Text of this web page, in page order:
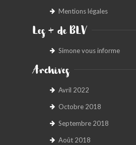
Mentions légales
Les + de BLV
Simone vous informe
Archives
Avril 2022
Octobre 2018
Septembre 2018
Août 2018